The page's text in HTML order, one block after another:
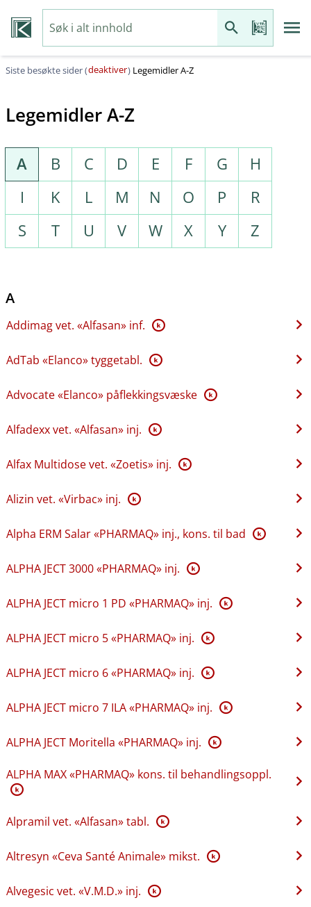
Siste besøkte sider (deaktiver) Legemidler A-Z
Legemidler A-Z
A B C D E F G
H
I
K L M N O P
R
S
T U V W X Y Z
A
Addimag vet. «Alfasan» inf. K
AdTab «Elanco» tyggetabl. K
Advocate «Elanco» påflekkingsvæske K
Alfadexx vet. «Alfasan» inj. K
Alfax Multidose vet. «Zoetis» inj. K
Alizin vet. «Virbac» inj. K
Alpha ERM Salar «PHARMAQ» inj., kons. til bad K
ALPHA JECT 3000 «PHARMAQ» inj. K
ALPHA JECT micro 1 PD «PHARMAQ» inj. K
ALPHA JECT micro 5 «PHARMAQ» inj. K
ALPHA JECT micro 6 «PHARMAQ» inj. K
ALPHA JECT micro 7 ILA «PHARMAQ» inj. K
ALPHA JECT Moritella «PHARMAQ» inj. K
ALPHA MAX «PHARMAQ» kons. til behandlingsoppl.
K
Alpramil vet. «Alfasan» tabl. K
Altresyn «Ceva Santé Animale» mikst. K
Alvegesic vet. «V.M.D.» inj. K